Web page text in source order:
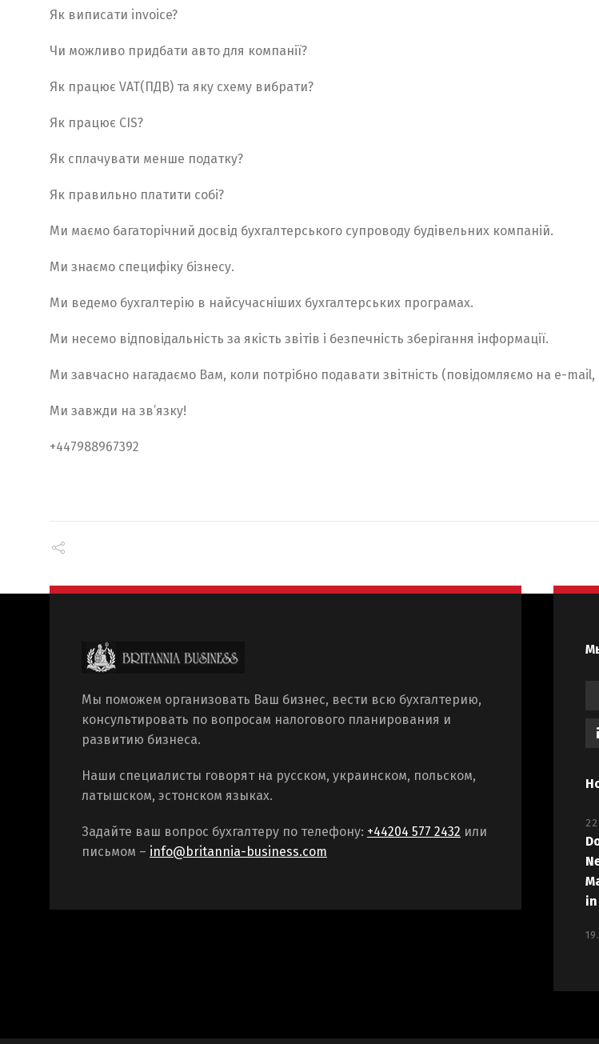
Як виписати invoice?
Чи можливо придбати авто для компанії?
Як працює VAT(ПДВ) та яку схему вибрати?
Як працює CIS?
Як сплачувати менше податку?
Як правильно платити собі?
Ми маємо багаторічний досвід бухгалтерського супроводу будівельних компаній.
Ми знаємо специфіку бізнесу.
Ми ведемо бухгалтерію в найсучасніших бухгалтерських програмах.
Ми несемо відповідальність за якість звітів і безпечність зберігання інформації.
Ми завчасно нагадаємо Вам, коли потрібно подавати звітність (повідомляємо на e-
Ми завжди на зв’язку!
+447988967392
Мы поможем организовать Ваш бизнес, вести всю бухгалтерию,
консультировать по вопросам налогового планирования и
развитию бизнеса.
Наши специалисты говорят на русском, украинском, польском,
латышском, эстонском языках.
Задайте ваш вопрос бухгалтеру по телефону: +44204 577 2432 или
письмом – info@britannia-business.com
in
Русский English